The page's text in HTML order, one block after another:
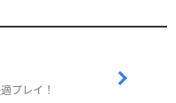
プレイ！